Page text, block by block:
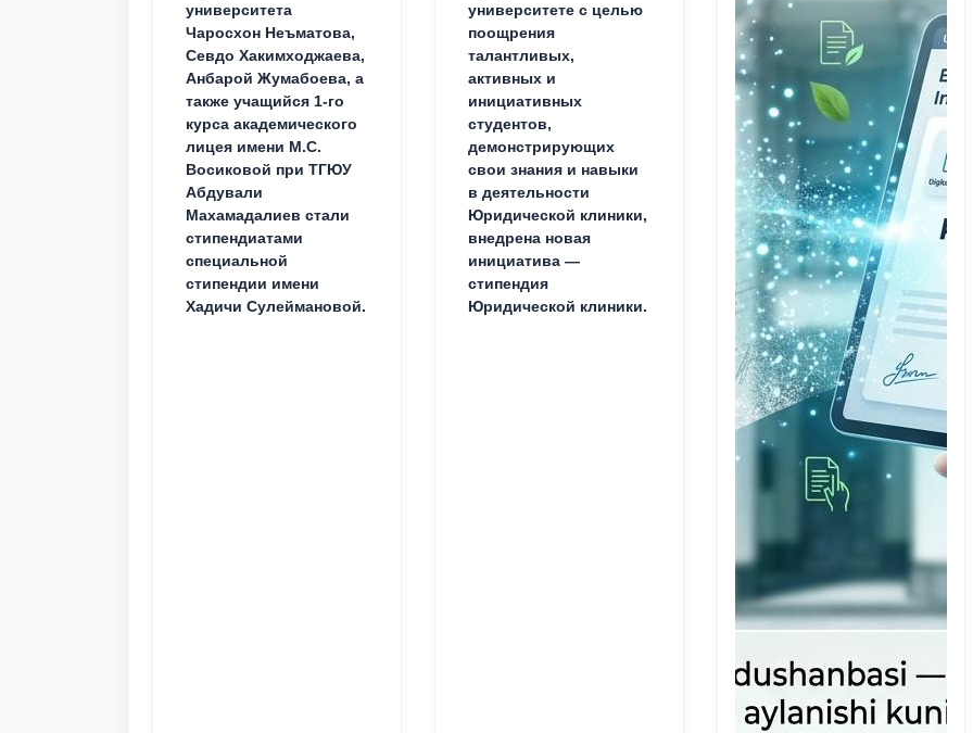
университета
Чаросхон Неъматова,
Севдо Хакимходжаева,
Анбарой Жумабоева, а
также учащийся 1-го
курса академического
лицея имени М.С.
Восиковой при ТГЮУ
Абдували
Махамадалиев стали
стипендиатами
специальной
стипендии имени
Хадичи Сулеймановой.
университете с целью
поощрения
талантливых,
активных и
инициативных
студентов,
демонстрирующих
свои знания и навыки
в деятельности
Юридической клиники,
внедрена новая
инициатива —
стипендия
Юридической клиники.